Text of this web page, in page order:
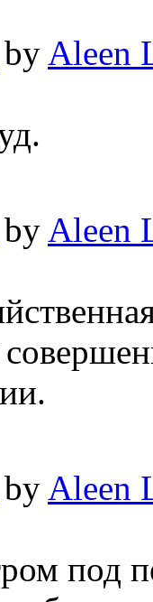
by Aleen
by Aleen
by Aleen
под